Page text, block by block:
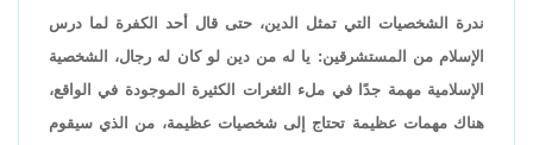
ندرة الشخصيات التي تمثل الدين، حتى قال أحد الكفرة لما درس
الإسلام من المستشرقين: يا له من دين لو كان له رجال، الشخصية
الإسلامية مهمة جدًا في ملء الثغرات الكثيرة الموجودة في الواقع،
هناك مهمات عظيمة تحتاج إلى شخصيات عظيمة، من الذي سيقوم